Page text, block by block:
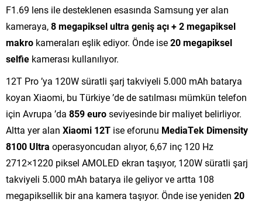
F1.69 lens ile desteklenen esasında Samsung yer alan
kameraya,8 megapiksel ultra geniş açı + 2 megapiksel
makro kameraları eşlik ediyor. Önde ise20 megapiksel
selfie kamerası kullanılıyor.
12T Pro ’ya 120W süratli şarj takviyeli 5.000 mAh batarya
koyan Xiaomi, bu Türkiye ’de de satılması mümkün telefon
için Avrupa ’da 859 euroseviyesinde bir maliyet belirliyor.
Altta yer alan Xiaomi 12T ise eforunu MediaTek Dimensity
8100 Ultra operasyoncudan alıyor, 6,67 inç 120 Hz
2712×1220 piksel AMOLED ekran taşıyor, 120W süratli şarj
takviyeli 5.000 mAh batarya ile geliyor ve artta 108
megapiksellik bir ana kamera taşıyor. Önde ise yeniden 20